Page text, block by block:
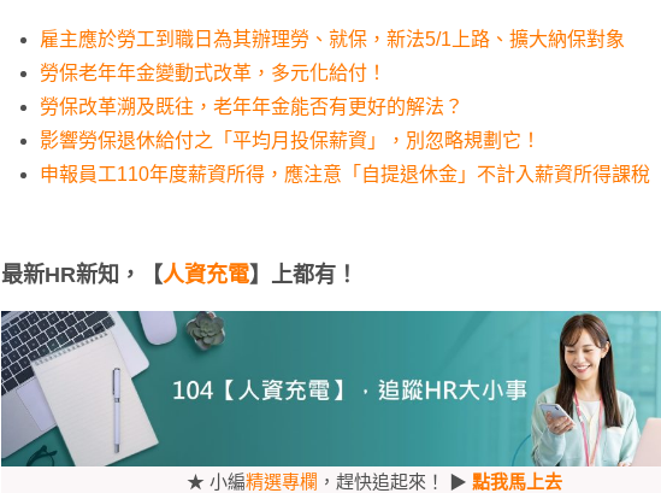
雇主應於勞工到職日為其辦理勞、就保，新法5/1上路、擴大納保對象
勞保老年年金變動式改革，多元化給付！
勞保改革溯及既往，老年年金能否有更好的解法？
影響勞保退休給付之「平均月投保薪資」，別忽略規劃它！
申報員工110年度薪資所得，應注意「自提退休金」不計入薪資所得課稅
最新HR新知，【人資充電】上都有！
★ 小編精選專欄 ，趕快追起來！ ▶ 點我馬上去